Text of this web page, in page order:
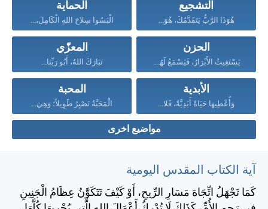
التشجيع
هُوَذَا الرَّبُّ يَتَقَدَّمُكَ، هُوَ...
الحماية
الْبَسُوا سِلاحَ اللهِ الْكَامِلَ،...
الحزن
يَسْتَغِيثُ الأَبْرَارُ، فَيَسْمَعُ لَهُمُ...
المعزّي
تَبَارَكَ اللهُ، أَبُو رَبِّنَا...
الأبدية
وَأُعْطِيهَا حَيَاةً أَبَدِيَّةً، فَلا...
المحبة
الْمَحَبَّةُ تَصْبِرُ طَوِيلاً؛ وَهِيَ...
مواضيع اخرى
آية الكتاب المقدس اليومية
كَمَا تَجْهَلُ اتِّجَاهَ مَسَارِ الرِّيحِ، أَوْ كَيْفَ تَتَكَوَّنُ عِظَامُ الْجَنِينِ